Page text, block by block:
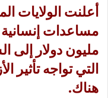
أعلنت الولايات
مليون دولار إلى
التي تواجه تأثير
هناك.